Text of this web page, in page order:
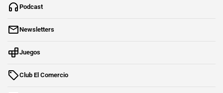
Podcast
Newsletters
Juegos
Club El Comercio